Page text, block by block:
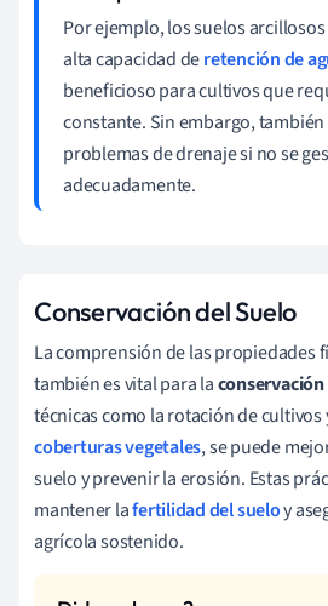
Por ejemplo, los suelos
alta capacidad deretención de
beneficioso para cultivos que
constante. Sin embargo,
problemas de drenaje si no se
adecuadamente.
Conservación del Suelo
La comprensión de las propiedades
también es vital para la
técnicas como la rotación de cultivos
coberturas vegetales, se puede
suelo y prevenir la erosión. Estas
mantener lafertilidad del sueloy
agrícola sostenido.